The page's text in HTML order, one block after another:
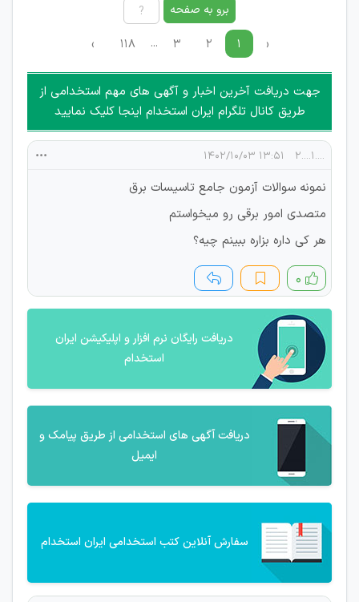
امکان هماهنگی برای هرگونه ملاقات حضوری چه به صورت دسته
جمعی و چه فردی توسط کاربران سایت وجود ندارد.
برو به صفحه
‹ ۱ ۲ ۳ ... ۱۱۸ ›
جهت دریافت آخرین اخبار و آگهی های مهم استخدامی از
طریق کانال تلگرام ایران استخدام اینجا کلیک نمایید
....1....2 ۱۳:۵۱ ۱۴۰۲/۱۰/۰۳
نمونه سوالات آزمون جامع تاسیسات برق
متصدی امور برقی رو میخواستم
هر کی داره بزاره ببینم چیه؟
۰
دریافت رایگان نرم افزار و اپلیکیشن ایران
استخدام
دریافت آگهی های استخدامی از طریق پیامک و
ایمیل
سفارش آنلاین کتب استخدامی ایران استخدام